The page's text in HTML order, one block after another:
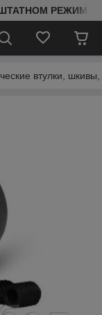
РЕЖИМЕ
втулки,